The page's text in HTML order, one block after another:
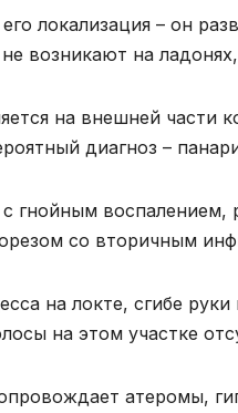
локализация – он
возникают на
на внешней части
диагноз –
гнойным
со вторичным
на локте, сгибе
на этом участке
атеромы,